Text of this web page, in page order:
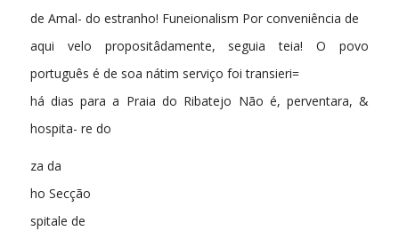
de Amal- do estranho! Funeionalism Por conveniência de
aqui velo propositâdamente, seguia teia! O povo
português é de soa nátim serviço foi transieri=
há dias para a Praia do Ribatejo Não é, perventara, &
hospita- re do
za da
ho Secção
spitale de